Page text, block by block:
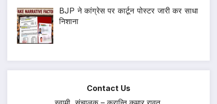
BJP ने कांग्रेस पर कार्टून पोस्टर जारी कर साधा
निशाना
Contact Us